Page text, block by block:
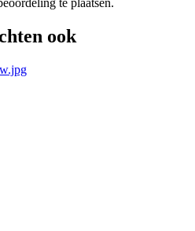
te plaatsen.
ook